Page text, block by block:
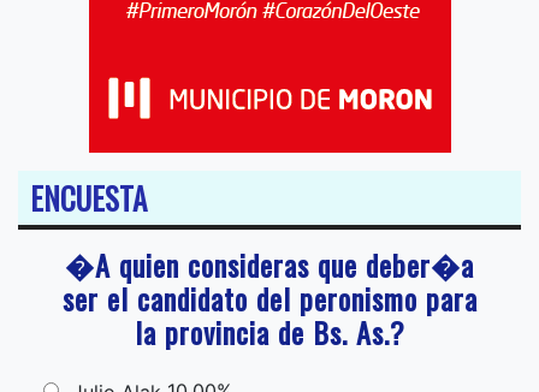
ENCUESTA
�A quien consideras que deber�a
ser el candidato del peronismo para
la provincia de Bs. As.?